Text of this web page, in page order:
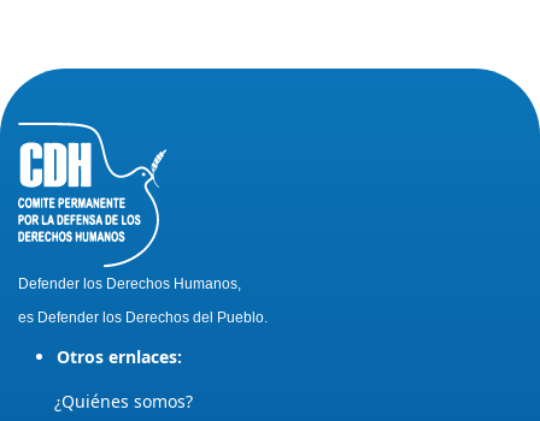
Defender los Derechos Humanos,
es Defender los Derechos del Pueblo.
Otros ernlaces:
¿Quiénes somos?